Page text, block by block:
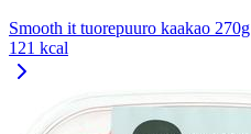
Smooth it tuorepuuro kaakao 270g
121 kcal